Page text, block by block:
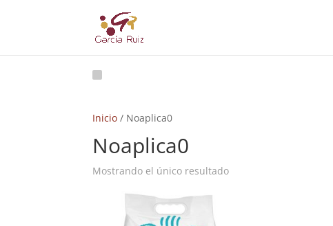
Inicio / Noaplica0
Noaplica0
Mostrando el único resultado